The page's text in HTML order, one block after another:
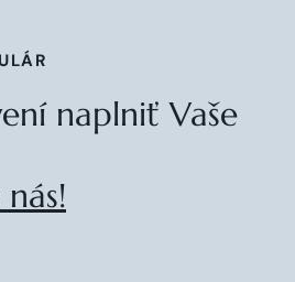
naplniť Vaše